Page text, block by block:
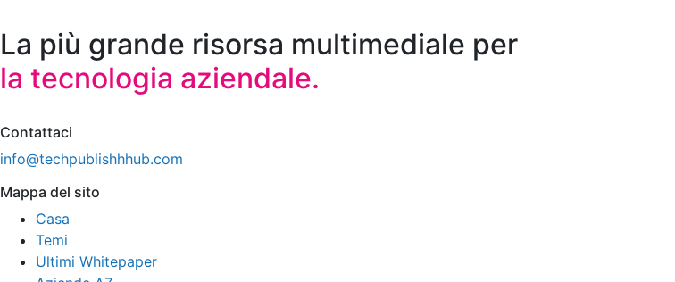
La più grande risorsa multimediale per
la tecnologia aziendale.
Contattaci
info@techpublishhhub.com
Mappa del sito
Casa
Temi
Ultimi Whitepaper